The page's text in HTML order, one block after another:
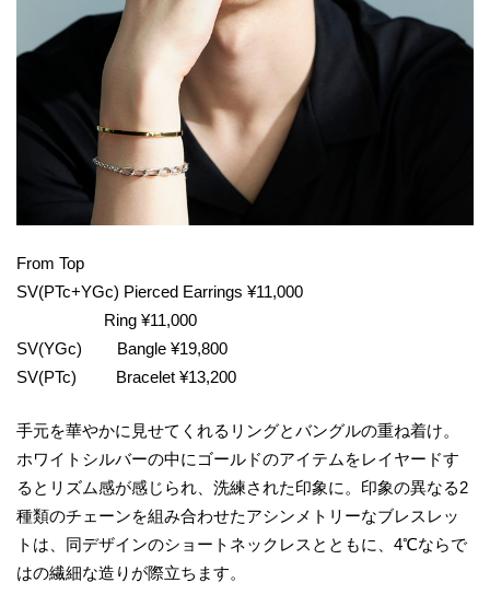
From Top
SV(PTc+YGc) Pierced Earrings ¥11,000
Ring ¥11,000
SV(YGc) Bangle ¥19,800
SV(PTc) Bracelet ¥13,200
手元を華やかに見せてくれるリングとバングルの重ね着け。
ホワイトシルバーの中にゴールドのアイテムをレイヤードす
るとリズム感が感じられ、洗練された印象に。印象の異なる2
種類のチェーンを組み合わせたアシンメトリーなブレスレッ
トは、同デザインのショートネックレスとともに、4℃ならで
はの繊細な造りが際立ちます。